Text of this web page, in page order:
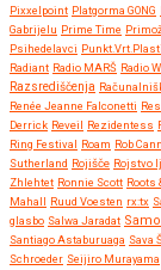
Pixxelpoint Platgorma GONG
Gabrijelu Prime Time
Psihedelavci
Radiant Radio MARŠ Radio
Razsrediščenja
Renée Jeanne Falconetti
Derrick Reveil Rezidentess
Ring Festival Roam Rob
Sutherland Rojišče Rojstvo
Zhlehtet Ronnie Scott Roots
Mahall Ruud Voesten rx:tx
glasbo Salwa Jaradat
Santiago Astaburuaga Sava
Schroeder Seijiro Murayama